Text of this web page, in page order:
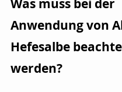
Was muss bei der
Anwendung von
Hefesalbe
werden?